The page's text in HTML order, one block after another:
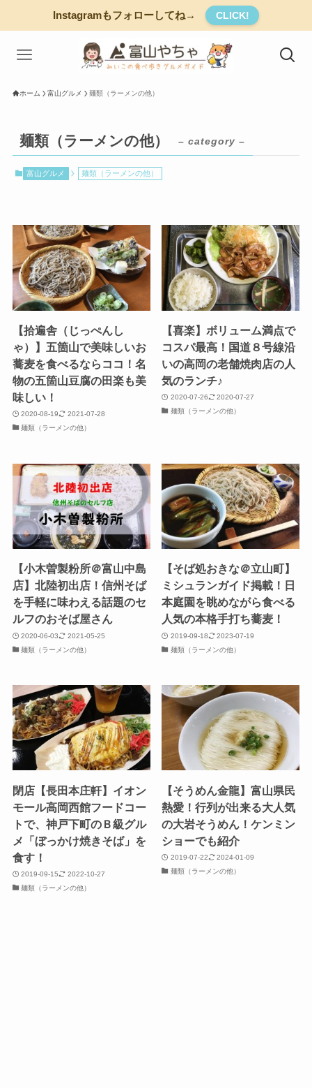
Instagramもフォローしてね→ CLICK!
ホーム 富山グルメ 麺類（ラーメンの他）
麺類（ラーメンの他） – category –
富山グルメ 麺類（ラーメンの他）
【拾遍舎（じっぺんし
ゃ）】五箇山で美味しいお
蕎麦を食べるならココ！名
物の五箇山豆腐の田楽も美
味しい！
2020-08-19
2021-07-28
麺類（ラーメンの他）
【喜楽】ボリューム満点で
コスパ最高！国道８号線沿
いの高岡の老舗焼肉店の人
気のランチ♪
2020-07-26
2020-07-27
麺類（ラーメンの他）
【小木曽製粉所＠富山中島
店】北陸初出店！信州そば
を手軽に味わえる話題のセ
ルフのおそば屋さん
2020-06-03
2021-05-25
麺類（ラーメンの他）
【そば処おきな＠立山町】
ミシュランガイド掲載！日
本庭園を眺めながら食べる
人気の本格手打ち蕎麦！
2019-09-18
2023-07-19
麺類（ラーメンの他）
閉店【長田本庄軒】イオン
モール高岡西館フードコー
トで、神戸下町のＢ級グル
メ「ぼっかけ焼きそば」を
食す！
2019-09-15
2022-10-27
麺類（ラーメンの他）
【そうめん金龍】富山県民
熱愛！行列が出来る大人気
の大岩そうめん！ケンミン
ショーでも紹介
2019-07-22
2024-01-09
麺類（ラーメンの他）